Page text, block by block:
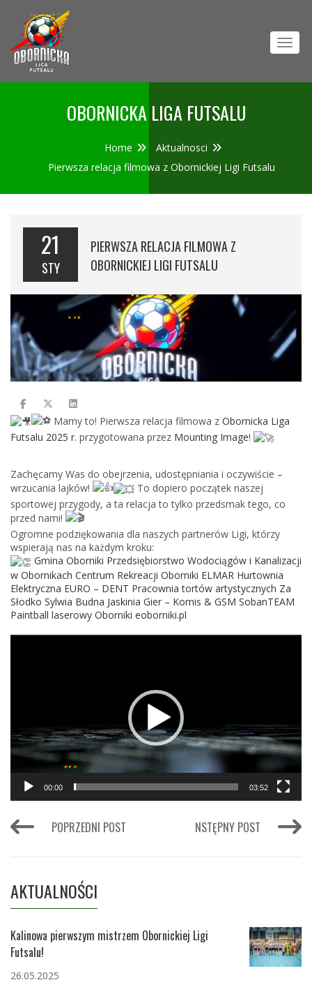
OBORNICKA LIGA FUTSALU
Home
Aktualnosci
Pierwsza relacja filmowa z Obornickiej Ligi Futsalu
21
STY
PIERWSZA RELACJA FILMOWA Z
OBORNICKIEJ LIGI FUTSALU
Mamy to! Pierwsza relacja filmowa z Obornicka Liga
Futsalu 2025 r. przygotowana przez Mounting Image!
Zachęcamy Was do obejrzenia, udostępniania i oczywiście –
wrzucania lajków!
To dopiero początek naszej
sportowej przygody, a ta relacja to tylko przedsmak tego, co
przed nami!
Ogromne podziękowania dla naszych partnerów Ligi, którzy
wspierają nas na każdym kroku:
Gmina Oborniki Przedsiębiorstwo Wodociągów i Kanalizacji
w Obornikach Centrum Rekreacji Oborniki ELMAR Hurtownia
Elektryczna EURO – DENT Pracownia tortów artystycznych Za
Słodko Sylwia Budna Jaskinia Gier – Komis & GSM SobanTEAM
Paintball laserowy Oborniki eoborniki.pl
Odtwarzacz
00:00 03:52
POPRZEDNI POST NSTĘPNY POST
AKTUALNOŚCI
Kalinowa pierwszym mistrzem Obornickiej Ligi
Futsalu!
26.05.2025